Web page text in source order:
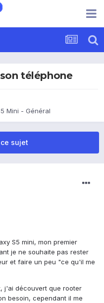
téléphone
Mini - Général
sujet
S5 mini, mon premier
je ne souhaite pas rester
et faire un peu "ce qu'il me
j'ai découvert que rooter
besoin, cependant il me